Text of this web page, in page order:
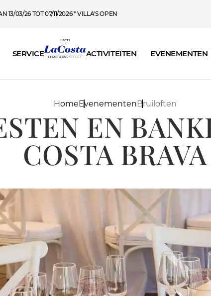
13/03/26 TOT 07/11/2026 * VILLA'S OPEN
SERVICE ACTIVITEITEN EVENEMENTEN
HomeEvenementenBruiloften
EN
COSTA BRAVA